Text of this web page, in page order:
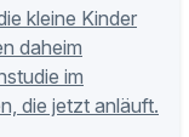
kleine Kinder
daheim
im
die jetzt anläuft.